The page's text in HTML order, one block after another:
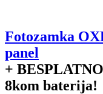
Fotozamka
panel
+ BESPLATNO
8kom baterija!